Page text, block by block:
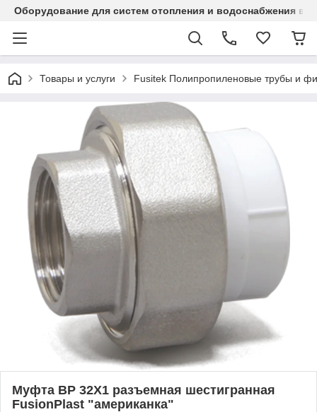
Оборудование для систем отопления и водоснабжения в
Товары и услуги Fusitek Полипропиленовые трубы и
Муфта ВР 32Х1 разъемная шестигранная
FusionPlast "американка"